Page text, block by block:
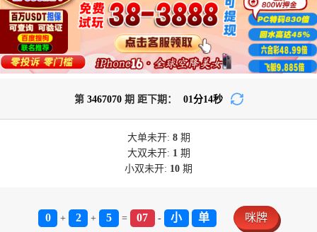
第 3467070期 距下期： 01 分14秒
大单未开: 8期
大双未开: 1 期
小双未开: 10 期
0 + 2 + 5 = 07 - 小 单 咪牌